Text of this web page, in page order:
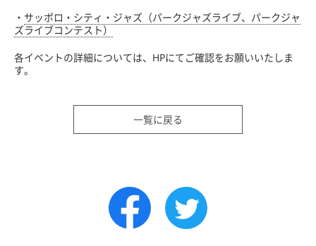
・ サッポロ・シティ・ジャズ（パークジャズライブ、パークジャ
ズライブコンテスト）
各イベントの詳細については、HPにてご確認をお願いいたしま
す。
一覧に戻る